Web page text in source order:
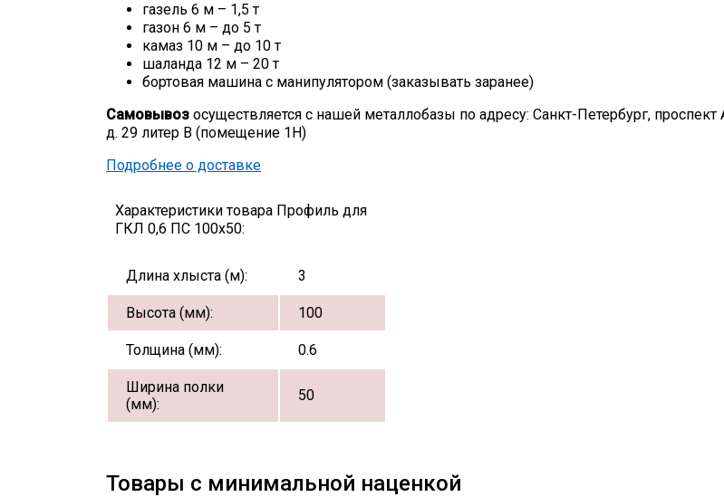
газель 6 м – 1,5 т
газон 6 м – до 5 т
камаз 10 м – до 10 т
шаланда 12 м – 20 т
бортовая машина с манипулятором (заказывать заранее)
Самовывоз осуществляется с нашей металлобазы по адресу: Санкт-Петербург,
д. 29 литер В (помещение 1Н)
Подробнее о доставке
Характеристики товара Профиль для
ГКЛ 0,6 ПС 100х50:
Длина хлыста (м): 3
Высота (мм): 100
Толщина (мм): 0.6
Ширина полки
(мм):
50
Товары с минимальной наценкой